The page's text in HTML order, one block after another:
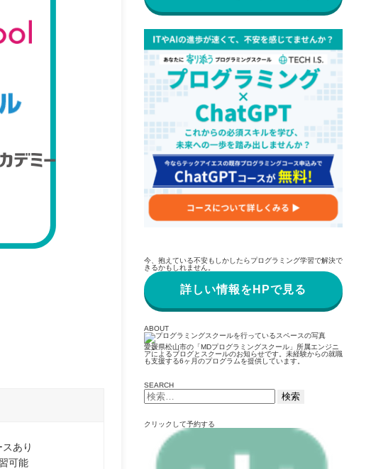
あり
可能
今、抱えている不安もしかしたらプログラミング学習で解決で
きるかもしれません。
詳しい情報をHPで見る
ABOUT
愛媛県松山市の「MDプログラミングスクール」所属エンジニ
アによるブログとスクールのお知らせです。未経験からの就職
も支援する6ヶ月のプログラムを提供しています。
SEARCH
検
索:
クリックして予約する